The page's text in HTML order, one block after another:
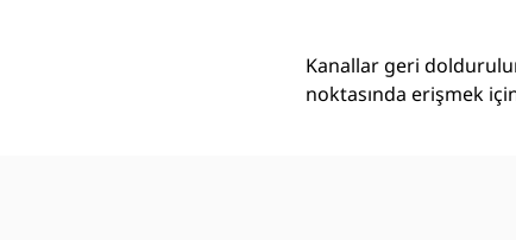
Kanallar geri
noktasında erişmek